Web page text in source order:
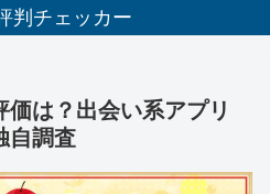
判チェッカー
は？出会い系アプリ
自調査